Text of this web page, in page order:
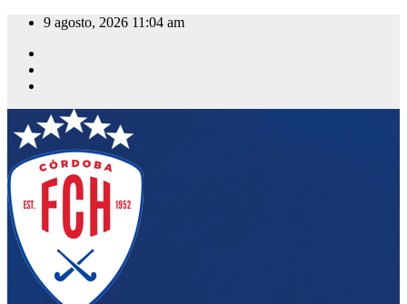
Saltar
contenido
9 agosto, 2026 11:04 am